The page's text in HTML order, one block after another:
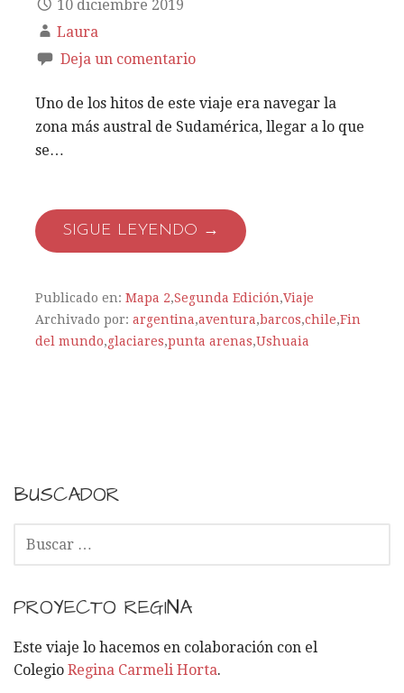
10 diciembre 2019
Laura
Deja un comentario
Uno de los hitos de este viaje era navegar la
zona más austral de Sudamérica, llegar a lo que
se…
SIGUE LEYENDO →
Publicado en: Mapa 2,Segunda Edición,Viaje
Archivado por: argentina,aventura,barcos,chile,Fin
del mundo,glaciares,punta arenas,Ushuaia
BUSCADOR
C
R
:
PROYECTO REGINA
Este viaje lo hacemos en colaboración con el
Colegio Regina Carmeli Horta.